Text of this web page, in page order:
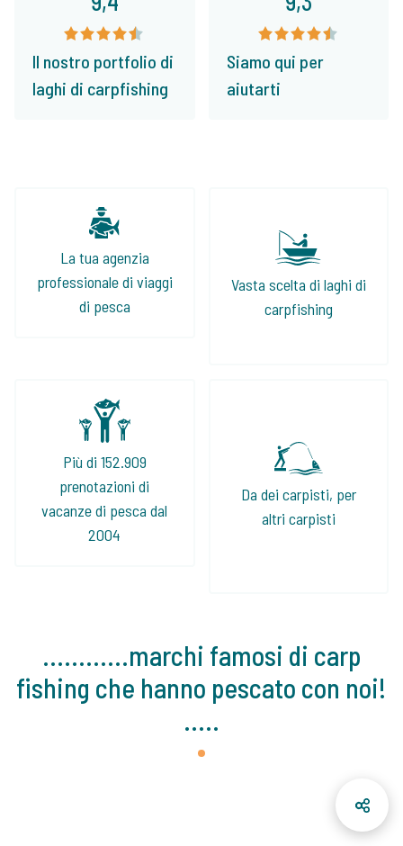
Il nostro portfolio di
laghi di carpfishing
Siamo qui per
aiutarti
La tua agenzia
professionale di viaggi
di pesca
Vasta scelta di laghi di
carpfishing
Più di 152.909
prenotazioni di
vacanze di pesca dal
2004
Da dei carpisti, per
altri carpisti
............marchi famosi di carp
fishing che hanno pescato con noi!
.....
1